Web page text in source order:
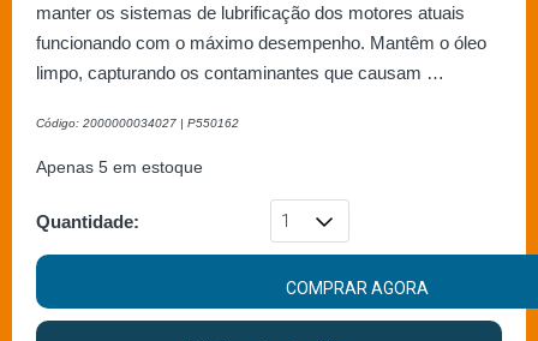
manter os sistemas de lubrificação dos motores atuais
funcionando com o máximo desempenho. Mantêm o óleo
limpo, capturando os contaminantes que causam …
Código: 2000000034027 | P550162
Apenas 5 em estoque
Quantidade:
COMPRAR AGORA